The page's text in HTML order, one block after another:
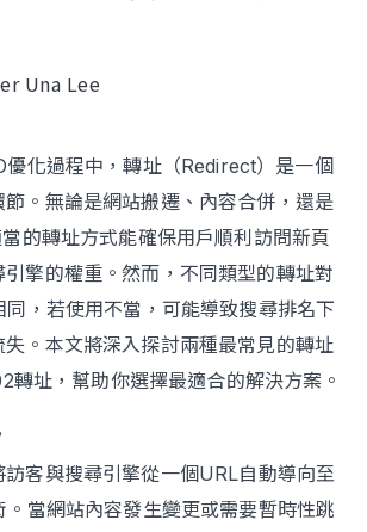
Process
Insights
Contact Us
Una Lee
優化過程中，轉址（Redirect）是一個
。無論是網站搬遷、內容合併，還是
的轉址方式能確保用戶順利訪問新頁
擎的權重。然而，不同類型的轉址對
同，若使用不當，可能導致搜尋排名下
失。本文將深入探討兩種最常見的轉址
址，幫助你選擇最適合的解決方案。
客與搜尋引擎從一個URL自動導向至
當網站內容發生變更或需要暫時性跳